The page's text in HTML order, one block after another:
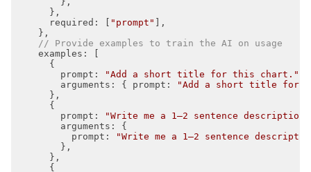
required : [ "prompt"
// Provide examples to train the AI on usage
examples
prompt : "Add a short title for this chart."
arguments : { prompt :
"Add a short title for
prompt :
"Write me a 1–2 sentence
arguments
prompt :
"Write me a 1–2 sentence